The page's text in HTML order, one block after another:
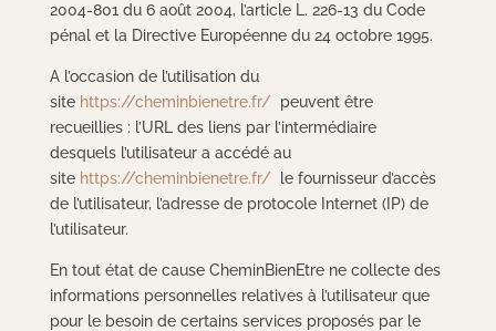
2004-801 du 6 août 2004, l’article L. 226-13 du Code
pénal et la Directive Européenne du 24 octobre 1995.
A l’occasion de l’utilisation du
site https://cheminbienetre.fr/peuvent être
recueillies : l’URL des liens par l’intermédiaire
desquels l’utilisateur a accédé au
site https://cheminbienetre.fr/le fournisseur d’accès
de l’utilisateur, l’adresse de protocole Internet (IP) de
l’utilisateur.
En tout état de cause CheminBienEtre ne collecte des
informations personnelles relatives à l’utilisateur que
pour le besoin de certains services proposés par le